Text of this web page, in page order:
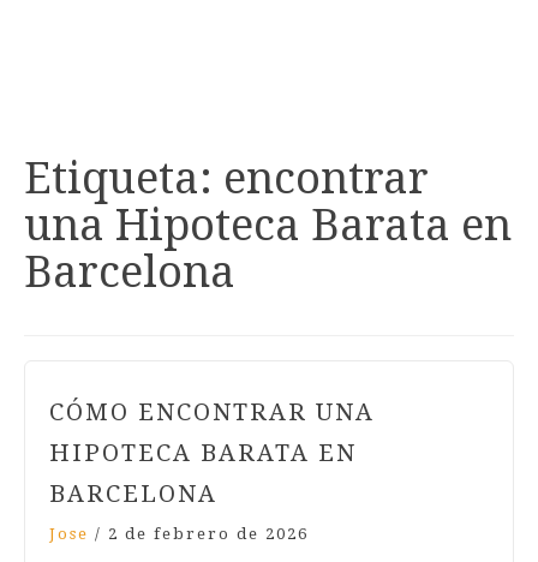
Etiqueta: encontrar
una Hipoteca Barata en
Barcelona
CÓMO ENCONTRAR UNA
HIPOTECA BARATA EN
BARCELONA
Jose / 2 de febrero de 2026